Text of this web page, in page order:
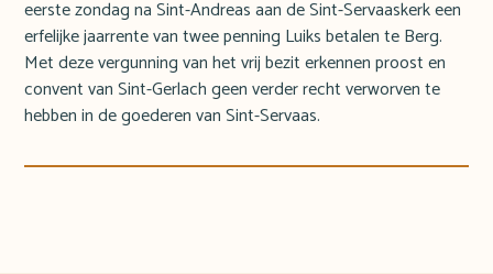
eerste zondag na Sint-Andreas aan de Sint-Servaaskerk een
erfelijke jaarrente van twee penning Luiks betalen te Berg.
Met deze vergunning van het vrij bezit erkennen proost en
convent van Sint-Gerlach geen verder recht verworven te
hebben in de goederen van Sint-Servaas.